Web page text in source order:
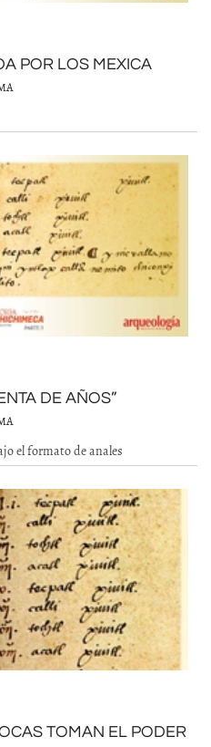
POR LOS MEXICA
DE AÑOS”
el formato de anales
TOMAN EL PODER